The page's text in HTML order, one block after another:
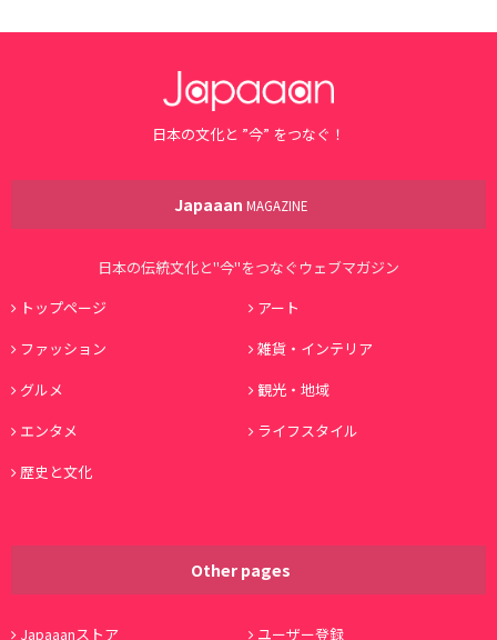
日本の文化と ”今” をつなぐ！
Japaaan MAGAZINE
日本の伝統文化と"今"をつなぐウェブマガジン
トップページ
アート
ファッション
雑貨・インテリア
グルメ
観光・地域
エンタメ
ライフスタイル
歴史と文化
Other pages
Japaaanストア ユーザー登録